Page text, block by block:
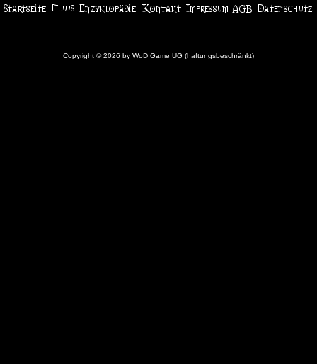
Copyright © 2026 by WoD Game UG (haftungsbeschränkt)